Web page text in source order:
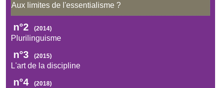
Aux limites de l'essentialisme ?
n°2 (2014)
Plurilinguisme
n°3 (2015)
L'art de la discipline
n°4 (2018)